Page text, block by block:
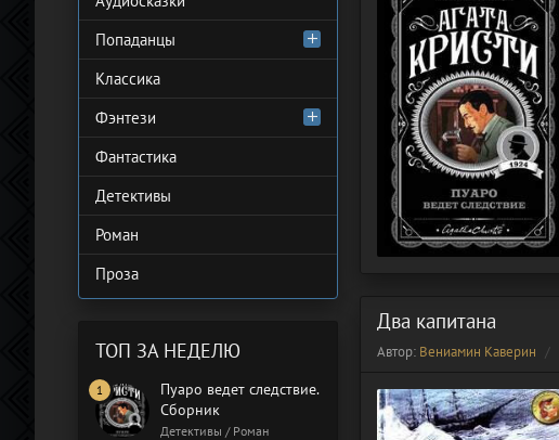
Два капитана
Автор: Вениамин Каверин
Попаданцы
Классика
Фэнтези
Фантастика
Детективы
Роман
Проза
ТОП ЗА НЕДЕЛЮ
Пуаро ведет следствие.
Сборник
Детективы / Роман